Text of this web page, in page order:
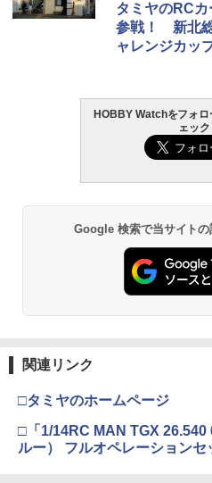
タミヤのRC
参戦！ 新北
ャレンジカッ
HOBBY Watchをフォ
ェック
Google 検索で当サイト
関連リンク
□タミヤのホームページ
□「1/14RC MAN TGX
ルー） フルオペレーションセ